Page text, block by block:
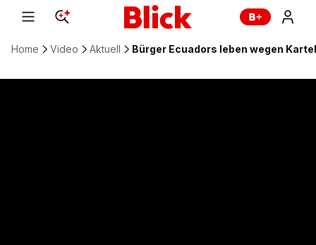
Home Video Aktuell Bürger Ecuadors leben wegen